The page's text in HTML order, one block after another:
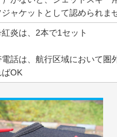
ジャケットとして認められま
紅炎は、2本で1セット
電話は、航行区域において圏
ばOK